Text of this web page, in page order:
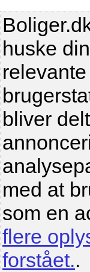
huske
bliver
med at
som en
flere
forstået..